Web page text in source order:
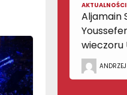
AKTUALNOŚCI
Aljamain
wieczoru